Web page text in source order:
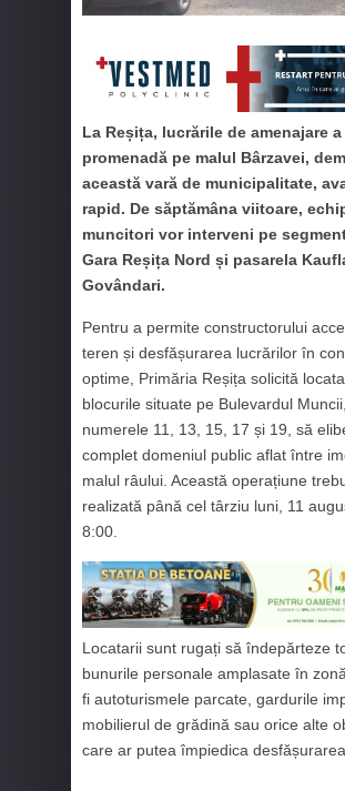
La Reșița, lucrările de amenajare
promenadă pe malul Bârzavei,
această vară de municipalitate,
rapid. De săptămâna viitoare,
muncitori vor interveni pe
Gara Reșița Nord și pasarela
Govândari.
Pentru a permite constructorului
teren și desfășurarea lucrărilor în
optime, Primăria Reșița solicită
blocurile situate pe Bulevardul
numerele 11, 13, 15, 17 și 19, să
complet domeniul public aflat între
malul râului. Această operațiune
realizată până cel târziu luni, 11
8:00.
Locatarii sunt rugați să îndepărteze
bunurile personale amplasate în
fi autoturismele parcate, gardurile
mobilierul de grădină sau orice alte
care ar putea împiedica